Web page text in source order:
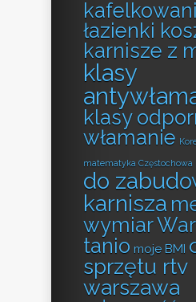
łazienki
karnisze z
klasy
klasy
włamanie
matematyka Częstochowa
do
karnisza
wymiar
tanio moje BMI
sprzętu rtv
warszawa